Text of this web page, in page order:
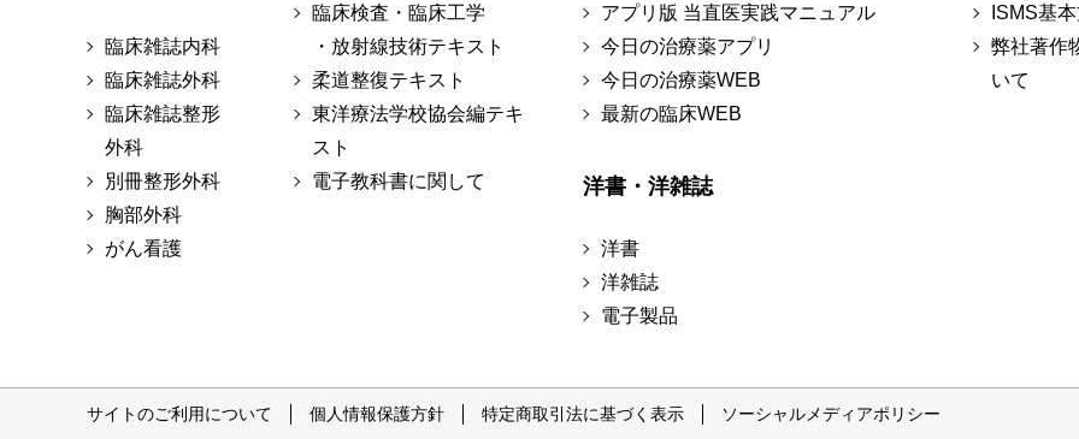
臨床雑誌内科
臨床雑誌外科
臨床雑誌整形
外科
別冊整形外科
胸部外科
がん看護
臨床検査・臨床工学
・放射線技術テキスト
柔道整復テキスト
東洋療法学校協会編テキ
スト
電子教科書に関して
アプリ版 当直医実践マニュアル
今日の治療薬アプリ
今日の治療薬WEB
最新の臨床WEB
洋書・洋雑誌
洋書
洋雑誌
電子製品
ISMS基
弊社著作
いて
サイトのご利用について 個人情報保護方針 特定商取引法に基づく表示 ソーシャルメディアポリシー